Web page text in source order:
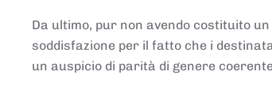
Da ultimo, pur non avendo costituito
soddisfazione per il fatto che i
un auspicio di parità di genere